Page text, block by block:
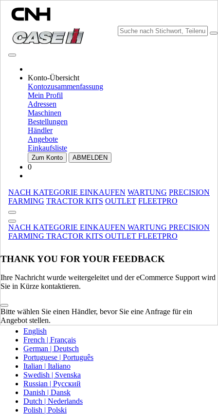
Konto-Übersicht
Kontozusammenfassung
Mein Profil
Adressen
Maschinen
Bestellungen
Händler
Angebote
Einkaufsliste
Zum Konto ABMELDEN
0
NACH KATEGORIE EINKAUFEN WARTUNG PRECISION
FARMING TRACTOR KITS OUTLET FLEETPRO
NACH KATEGORIE EINKAUFEN WARTUNG PRECISION
FARMING TRACTOR KITS OUTLET FLEETPRO
THANK YOU FOR YOUR FEEDBACK
Ihre Nachricht wurde weitergeleitet und der eCommerce Support wird
Sie in Kürze kontaktieren.
Bitte wählen Sie einen Händler, bevor Sie eine Anfrage für ein
Angebot stellen.
MARKE WÄHLEN
MARKE UND SPRACHE WÄHLEN
Nordamerika
USA
CANADA (English)
CANADA (French)
Europa
SPAIN | ESPAÑA
GERMANY | DEUTSCHLAND
ITALY | ITALIA
PORTUGAL | PORTUGAL
English
French | Français
German | Deutsch
Portuguese | Português
Italian | Italiano
Swedish | Svenska
Russian | Русский
Danish | Dansk
Dutch | Nederlands
Polish | Polski